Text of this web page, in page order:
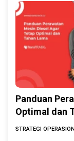
Panduan
Optimal dan
STRATEGI